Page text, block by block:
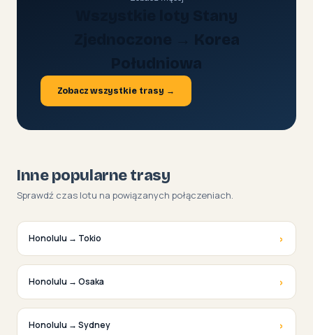
Zjednoczone → Korea
Południowa
Zobacz wszystkie trasy →
Inne popularne trasy
Sprawdź czas lotu na powiązanych połączeniach.
Honolulu → Tokio ›
Honolulu → Osaka ›
Honolulu → Sydney ›